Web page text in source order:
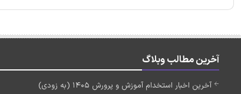
آخرین مطالب وبلاگ
آخرین اخبار استخدام آموزش و پرورش 1405 (به زودی)